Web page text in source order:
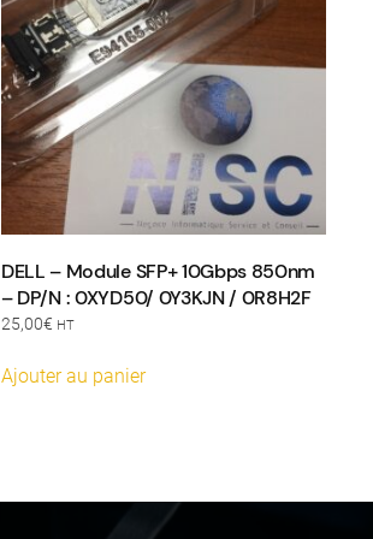
DELL – Module SFP+ 10Gbps 850nm
– DP/N : 0XYD50/ 0Y3KJN / 0R8H2F
25,00€ HT
Ajouter au panier